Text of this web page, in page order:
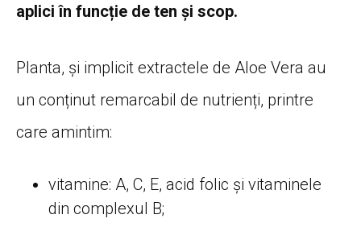
aplici în funcție de ten și scop.
Planta, și implicit extractele de Aloe Vera au
un conținut remarcabil de nutrienți, printre
care amintim:
vitamine: A, C, E, acid folic și vitaminele
din complexul B;